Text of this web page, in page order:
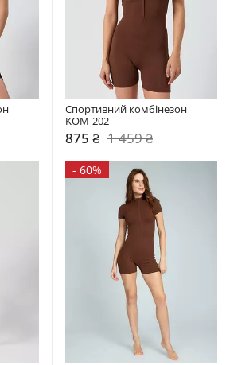
Спортивний комбінезон
KOM-202
875 ₴ 1 459 ₴
- 60%